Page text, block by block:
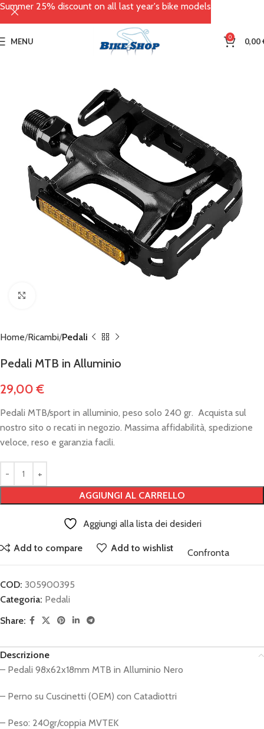
MENU 0 0,00
Home Ricambi Pedali
Pedali MTB in Alluminio
29,00€
Pedali MTB/sport in alluminio, peso solo 240 gr. Acquista sul
nostro sito o recati in negozio. Massima affidabilità, spedizione
veloce, reso e garanzia facili.
AGGIUNGI AL CARRELLO
Aggiungi alla lista dei desideri
Add to compare Add to wishlist Confronta
COD: 305900395
Categoria: Pedali
Share:
Descrizione
– Pedali 98x62x18mm MTB in Alluminio Nero
– Perno su Cuscinetti (OEM) con Catadiottri
– Peso: 240gr/coppia MVTEK
Summer 25% discount on all last year's bike models